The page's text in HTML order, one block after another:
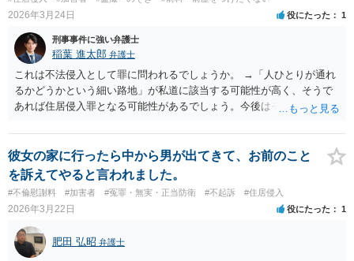
2026年3月24日 役にたった 1
刑事事件に強い弁護士
稲葉 進太郎 弁護士
これは不法侵入として罪に問われるでしょうか。 →「人ひとりが通れ
るかどうかという細い路地」が私道に該当する可能性が高く、そうで
あれば住居侵入罪となる可能性があるでしょう。今後はそのようなこ
彼女の家に行ったら中から男が出てきて、お前のこと
を訴えてやると言われました。
#不倫慰謝料 #加害者 #冤罪・無実・正当防衛 #不起訴 #住居侵入
2026年3月22日 役にたった 1
肥田 弘昭 弁護士